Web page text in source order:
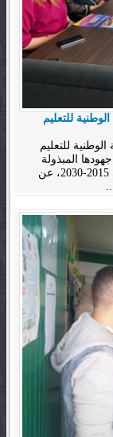
للتعليم
للتعليم
المبذولة
لتنزيل مضامين الرؤية الإستراتيجية للإصلاح التربوي 2015-2030، عن